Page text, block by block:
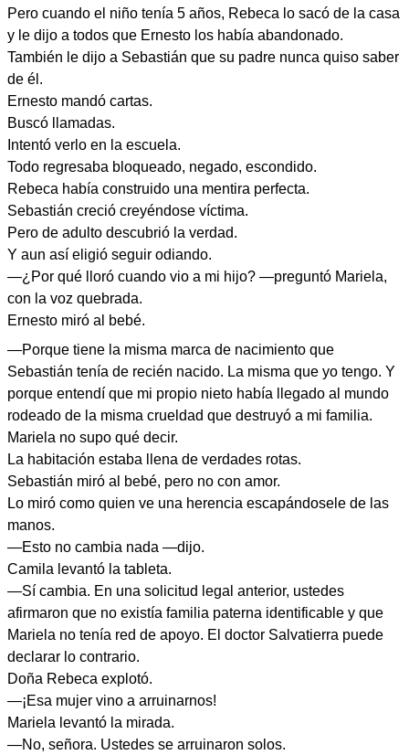
Pero cuando el niño tenía 5 años, Rebeca lo sacó de la casa
y le dijo a todos que Ernesto los había abandonado.
También le dijo a Sebastián que su padre nunca quiso saber
de él.
Ernesto mandó cartas.
Buscó llamadas.
Intentó verlo en la escuela.
Todo regresaba bloqueado, negado, escondido.
Rebeca había construido una mentira perfecta.
Sebastián creció creyéndose víctima.
Pero de adulto descubrió la verdad.
Y aun así eligió seguir odiando.
—¿Por qué lloró cuando vio a mi hijo? —preguntó Mariela,
con la voz quebrada.
Ernesto miró al bebé.
—Porque tiene la misma marca de nacimiento que
Sebastián tenía de recién nacido. La misma que yo tengo. Y
porque entendí que mi propio nieto había llegado al mundo
rodeado de la misma crueldad que destruyó a mi familia.
Mariela no supo qué decir.
La habitación estaba llena de verdades rotas.
Sebastián miró al bebé, pero no con amor.
Lo miró como quien ve una herencia escapándosele de las
manos.
—Esto no cambia nada —dijo.
Camila levantó la tableta.
—Sí cambia. En una solicitud legal anterior, ustedes
afirmaron que no existía familia paterna identificable y que
Mariela no tenía red de apoyo. El doctor Salvatierra puede
declarar lo contrario.
Doña Rebeca explotó.
—¡Esa mujer vino a arruinarnos!
Mariela levantó la mirada.
—No, señora. Ustedes se arruinaron solos.